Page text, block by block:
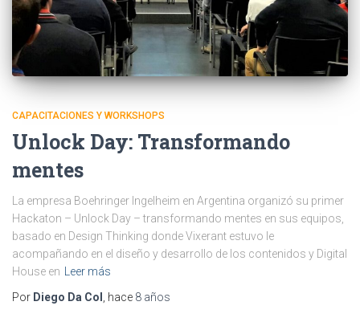
CAPACITACIONES Y WORKSHOPS
Unlock Day: Transformando
mentes
La empresa Boehringer Ingelheim en Argentina organizó su primer
Hackaton – Unlock Day – transformando mentes en sus equipos,
basado en Design Thinking donde Vixerant estuvo le
acompañando en el diseño y desarrollo de los contenidos y Digital
House en
Leer más
Por Diego Da Col , hace 8 años